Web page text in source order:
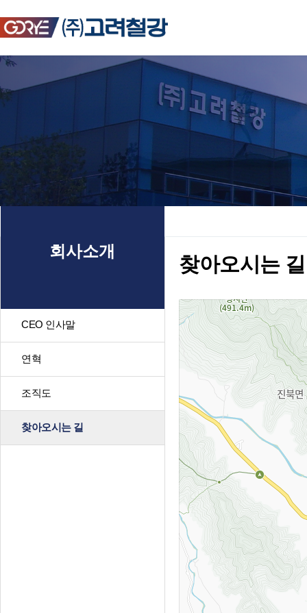
회사소개
CEO 인사말
연혁
조직도
찾아오시는 길
찾아오시는 길